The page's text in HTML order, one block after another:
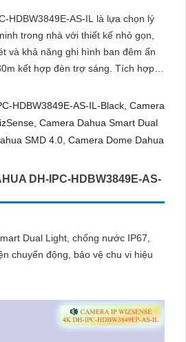
HDBW3849E-AS-IL là lựa chọn lý
trong nhà với thiết kế nhỏ gọn,
và khả năng ghi hình ban đêm ấn
hợp đèn trợ sáng. Tích hợp
chính xác người và phương tiện hỗ
động giả hiệu quả
DH-IPC-HDBW3849E-AS-
Dual Light, chống nước IP67,
chuyển động, bảo vệ chu vi hiệu